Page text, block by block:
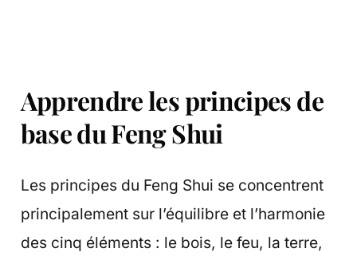
Apprendre les principes de
base du Feng Shui
Les principes du Feng Shui se concentrent
principalement sur l’équilibre et l’harmonie
des cinq éléments : le bois, le feu, la terre,